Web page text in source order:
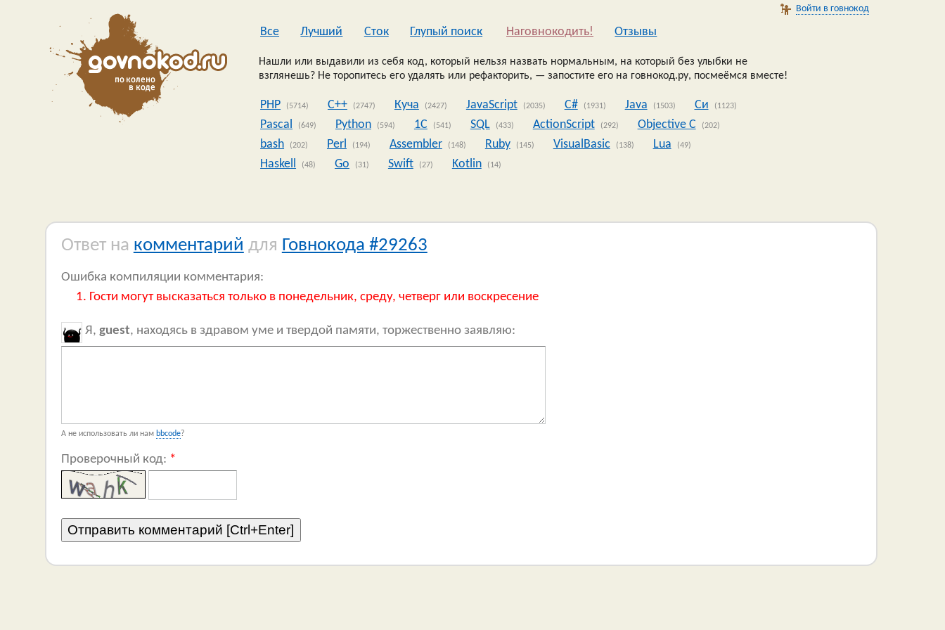
Войти в говнокод
Все Лучший Сток Глупый поиск Наговнокодить! Oтзывы
Нашли или выдавили из себя код, который нельзя назвать нормальным, на который без улыбки не
взглянешь? Не торопитесь его удалять или рефакторить, — запостите его на говнокод.ру, посмеёмся вместе!
PHP (5714) C++ (2747) Куча (2427) JavaScript (2035) C# (1931) Java (1503) Си (1123)
Pascal (649) Python (594) 1C (541) SQL (433) ActionScript (292) Objective C (202)
bash (202) Perl (194) Assembler (148) Ruby (145) VisualBasic (138) Lua (49)
Haskell (48) Go (31) Swift (27) Kotlin (14)
Ответ на комментарий для Говнокода #29263
Ошибка компиляции комментария:
Гости могут высказаться только в понедельник, среду, четверг или воскресение
Я, guest, находясь в здравом уме и твердой памяти, торжественно заявляю:
А не использовать ли нам bbcode?
Проверочный код: *